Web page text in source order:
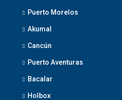
Puerto Morelos
Akumal
Cancún
Puerto Aventuras
Bacalar
Holbox